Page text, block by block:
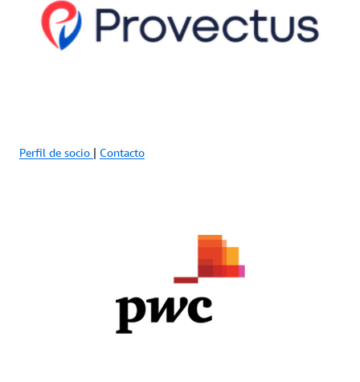
Perfil de socio | Contacto